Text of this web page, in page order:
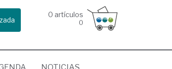
0 artículos
0